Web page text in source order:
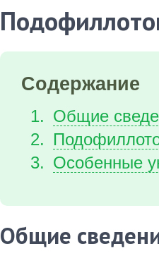
Содержание
Общие
Особенные
Общие